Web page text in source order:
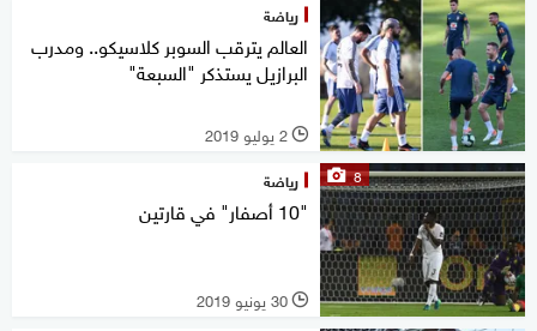
رياضة
العالم يترقب السوبر كلاسيكو.. ومدرب
البرازيل يستذكر "السبعة"
l 2 يوليو 2019
8 رياضة
"10 أصفار" في قارتين
l 30 يونيو 2019